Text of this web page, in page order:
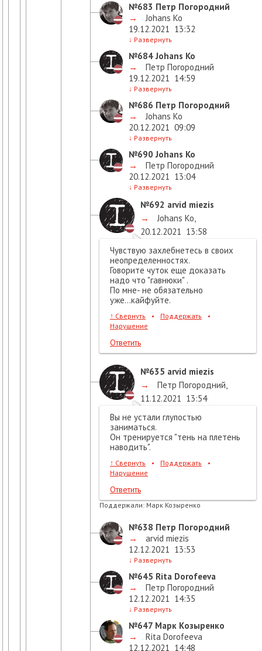
№683 Петр Погородний
→
Johans Ko
19.12.2021 13:32
↓ Развернуть
№684 Johans Ko
→
Петр Погородний
19.12.2021 14:59
↓ Развернуть
№686 Петр Погородний
→
Johans Ko
20.12.2021 09:09
↓ Развернуть
№690 Johans Ko
→
Петр Погородний
20.12.2021 13:04
↓ Развернуть
№692 arvid miezis
→
Johans Ko
20.12.2021 13:58
Чувствую захлебнетесь в своих
неопределенностях.
Говорите чуток еще доказать
надо что "гавнюки" .
По мне- не обязательно
уже...кайфуйте.
↑ Свернуть • Поддержать
•
Нарушение
Ответить
№635 arvid miezis
→
Петр Погородний
11.12.2021 13:54
Вы не устали глупостью
заниматься.
Он тренируется "тень на плетень
наводить".
↑ Свернуть • Поддержать
•
Нарушение
Ответить
Поддержали: Марк Козыренко
№638 Петр Погородний
→
arvid miezis
12.12.2021 13:53
↓ Развернуть
№645 Rita Dorofeeva
→
Петр Погородний
12.12.2021 14:35
↓ Развернуть
№647 Марк Козыренко
→
Rita Dorofeeva
12.12.2021 14:48